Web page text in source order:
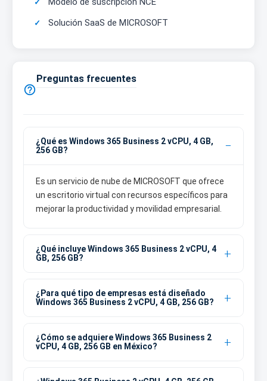
Solución SaaS de MICROSOFT

Preguntas frecuentes
¿Qué es Windows 365 Business 2 vCPU, 4 GB,
256 GB?
Es un servicio de nube de MICROSOFT que ofrece
un escritorio virtual con recursos específicos para
mejorar la productividad y movilidad empresarial.
¿Qué incluye Windows 365 Business 2 vCPU, 4
GB, 256 GB?
¿Para qué tipo de empresas está diseñado
Windows 365 Business 2 vCPU, 4 GB, 256 GB?
¿Cómo se adquiere Windows 365 Business 2
vCPU, 4 GB, 256 GB en México?